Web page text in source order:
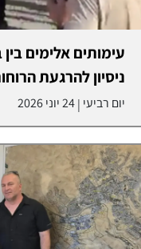
עימותים אלימים
ניסיון להרגעת
יום רביעי |24 יוני 2026